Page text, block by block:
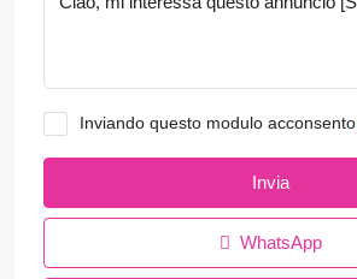
Inviando questo modulo acconsento
Invia
WhatsApp